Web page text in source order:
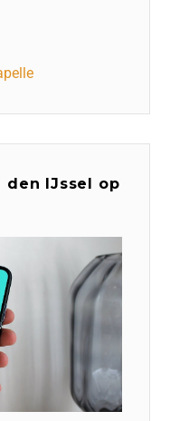
den IJssel op